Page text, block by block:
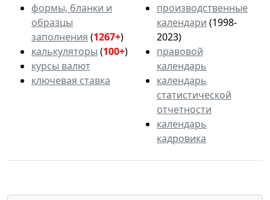
формы, бланки и
образцы
заполнения (1267+)
калькуляторы (100+)
курсы валют
ключевая ставка
производственные
календари (1998-
2023)
правовой
календарь
календарь
статистической
отчетности
календарь
кадровика